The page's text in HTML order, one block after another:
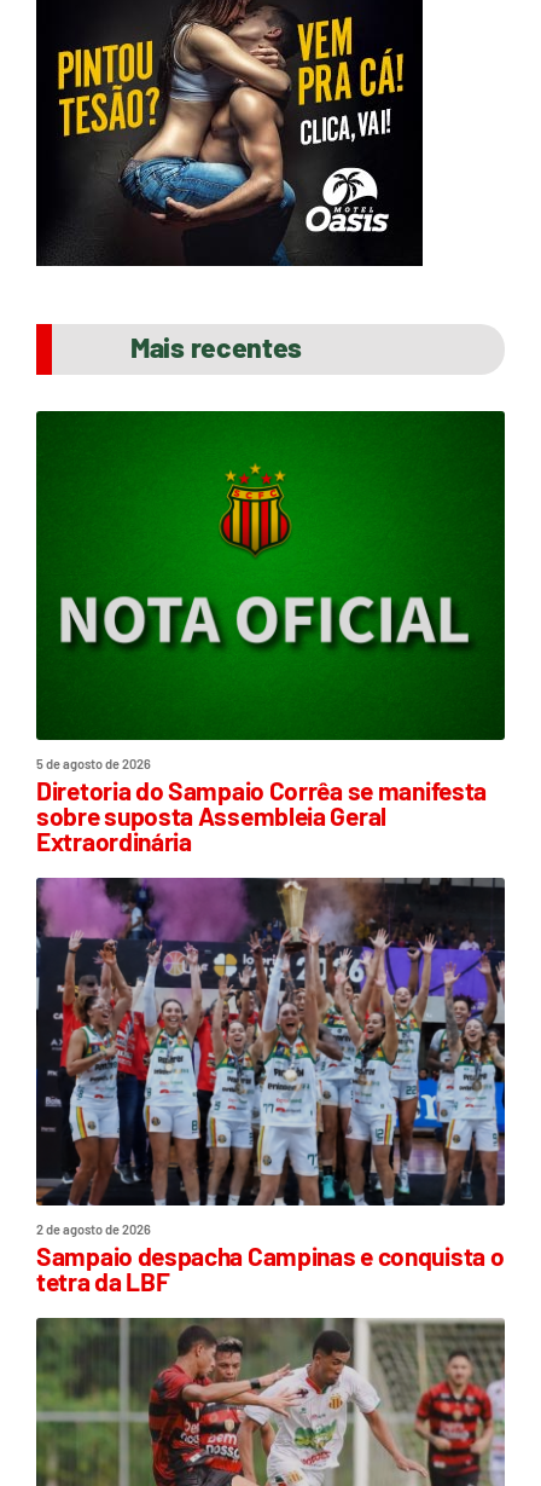
Mais recentes
5 de agosto de 2026
Diretoria do Sampaio Corrêa se manifesta
sobre suposta Assembleia Geral
Extraordinária
2 de agosto de 2026
Sampaio despacha Campinas e conquista o
tetra da LBF